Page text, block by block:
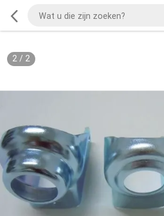
2/ 2